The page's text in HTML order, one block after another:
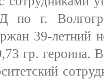
г.
39-летний
гр. героина.